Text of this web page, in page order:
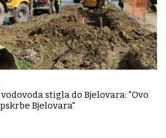
stigla do Bjelovara: "Ovo
Bjelovara"